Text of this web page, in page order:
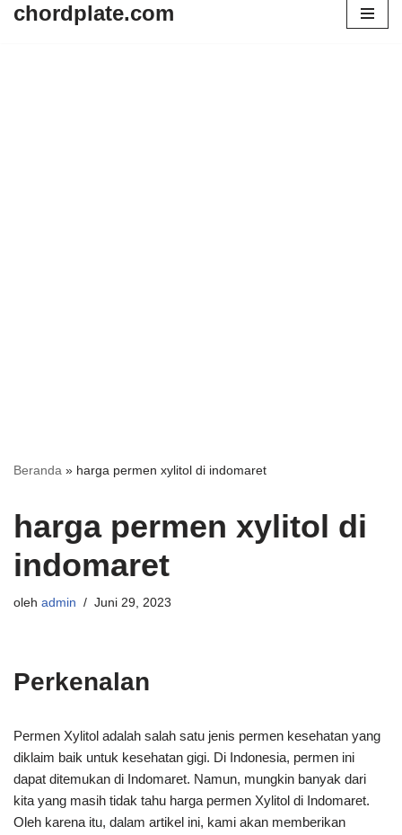
chordplate.com
Beranda » harga permen xylitol di indomaret
harga permen xylitol di
indomaret
oleh admin Juni 29, 2023
Perkenalan
Permen Xylitol adalah salah satu jenis permen kesehatan yang
diklaim baik untuk kesehatan gigi. Di Indonesia, permen ini
dapat ditemukan di Indomaret. Namun, mungkin banyak dari
kita yang masih tidak tahu harga permen Xylitol di Indomaret.
Oleh karena itu, dalam artikel ini, kami akan memberikan